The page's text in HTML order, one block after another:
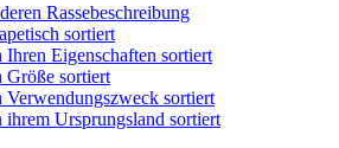
Rassebeschreibung
sortiert
Ihren Eigenschaften sortiert
Größe sortiert
Verwendungszweck sortiert
ihrem Ursprungsland sortiert